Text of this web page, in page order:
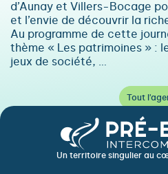
d’Aunay et Villers-Bocage
et l’envie de découvrir la
Au programme de cette
thème « Les patrimoines » :
jeux de société, …
Tout
Un territoire singulier au